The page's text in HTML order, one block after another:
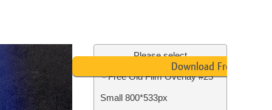
фотографій нерухомості
Професійні відео
оверлейси Please select
Free Old Film Overlay #25
Small 800*533px
Download Free